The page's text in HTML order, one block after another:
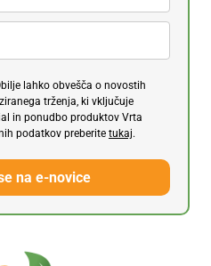
lahko obvešča o novostih
trženja, ki vključuje
in ponudbo produktov Vrta
podatkov preberite tukaj.
na e-novice